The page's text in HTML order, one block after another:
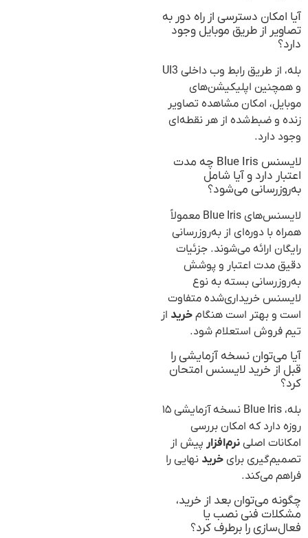
آیا امکان دسترسی از راه دور به
تصاویر از طریق موبایل وجود
دارد؟
بله، از طریق رابط وب داخلی UI3
و همچنین اپلیکیشن‌های
موبایل، امکان مشاهده تصاویر
زنده و ضبط‌شده از هر نقطه‌ای
وجود دارد.
لایسنس Blue Iris چه مدت
اعتبار دارد و آیا شامل
به‌روزرسانی می‌شود؟
لایسنس‌های Blue Iris معمولاً
همراه با دوره‌ای از به‌روزرسانی
رایگان ارائه می‌شوند. جزئیات
دقیق مدت اعتبار و پوشش
به‌روزرسانی بسته به نوع
لایسنس خریداری‌شده متفاوت
است و بهتر است هنگام خرید از
تیم فروش استعلام شود.
آیا می‌توان نسخه آزمایشی را
قبل از خرید لایسنس امتحان
کرد؟
بله، Blue Iris نسخه آزمایشی ۱۵
روزه دارد که امکان بررسی
امکانات اصلی نرم‌افزار پیش از
تصمیم‌گیری برای خرید نهایی را
فراهم می‌کند.
چگونه می‌توان بعد از خرید،
مشکلات فنی نصب یا
فعال‌سازی را برطرف کرد؟